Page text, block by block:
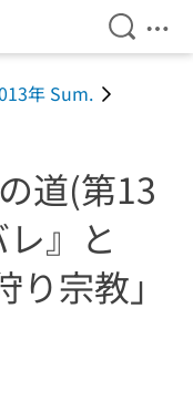
検索を
メ
年 Sum.
道(第13
』と
り宗教」